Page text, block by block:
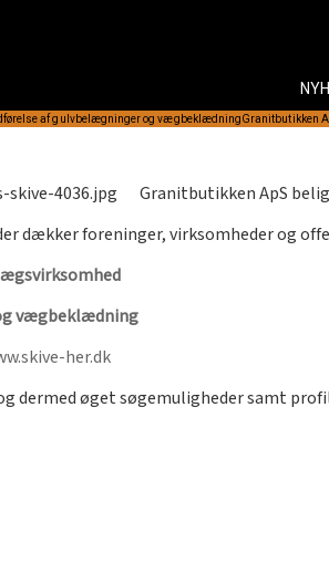
Granitbutikken ApS
dækker foreninger, virksomheder og
vægbeklædning
her.dk
dermed øget søgemuligheder samt
af gulvbelægninger og vægbeklædningGranitbutikken